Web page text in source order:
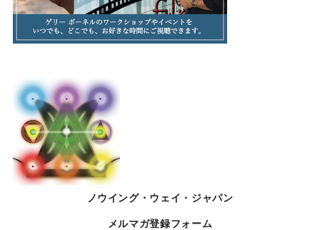
ノウイング・ウェイ・ジャパン
メルマガ登録フォーム